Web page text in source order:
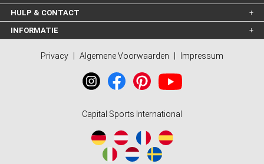
HULP & CONTACT
INFORMATIE
Privacy Algemene Voorwaarden Impressum
Capital Sports International